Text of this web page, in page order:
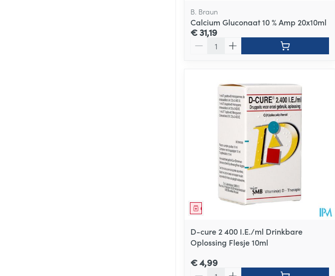
B. Braun
Calcium Gluconaat 10 % Amp 20x10ml
€ 31,19
Geneesmiddel
D-cure 2 400 I.E./ml Drinkbare
Oplossing Flesje 10ml
€ 4,99